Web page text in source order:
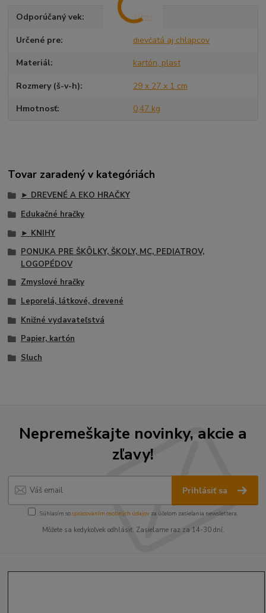
Odporúčaný vek 18m+
Určené pre dievčatá aj chlapcov
Materiál kartón, plast
Rozmery (š-v-h) 29 x 27 x 1 cm
Hmotnosť 0,47 kg
Tovar zaradený v kategóriách
► DREVENÉ A EKO HRAČKY
Edukačné hračky
► KNIHY
PONUKA PRE ŠKÔLKY, ŠKOLY, MC, PEDIATROV,
LOGOPÉDOV
Zmyslové hračky
Leporelá, látkové, drevené
Knižné vydavateľstvá
Papier, kartón
Sluch
Nepremeškajte novinky, akcie a
zľavy!
Prihlásiť sa
Súhlasím sospracovaním osobných údajov za účelom zasielania newslettera.
Môžete sa kedykoľvek odhlásiť. Zasielame raz za 14-30 dní.